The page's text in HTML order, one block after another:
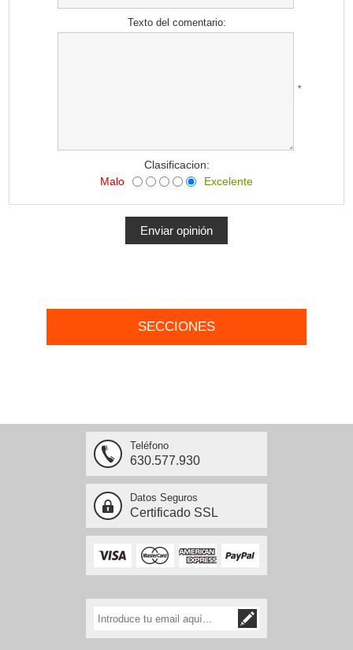
Texto del comentario:
*
Clasificacion:
Malo
Excelente
SECCIONES
Teléfono
630.577.930
Datos Seguros
Certificado SSL